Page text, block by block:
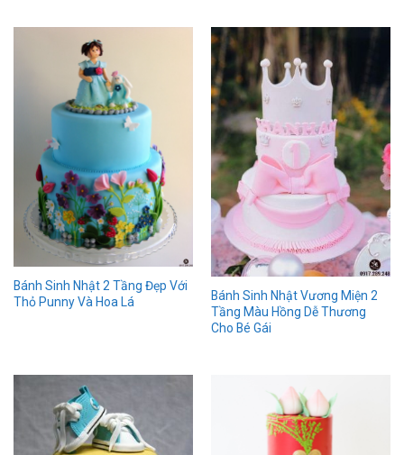
Bánh Sinh Nhật 2 Tầng Đẹp Với
Thỏ Punny Và Hoa Lá
Bánh Sinh Nhật Vương Miện 2
Tầng Màu Hồng Dễ Thương
Cho Bé Gái